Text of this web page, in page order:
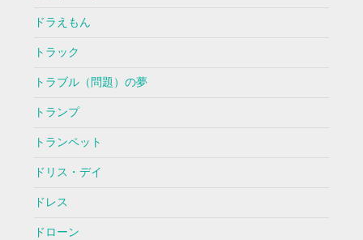
ドラえもん
トラック
トラブル（問題）の夢
トランプ
トランペット
ドリス・デイ
ドレス
ドローン